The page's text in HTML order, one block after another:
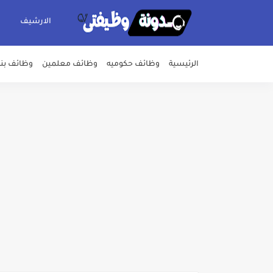
الارشيف
الرئيسية وظائف حكوميه وظائف معلمين وظائف